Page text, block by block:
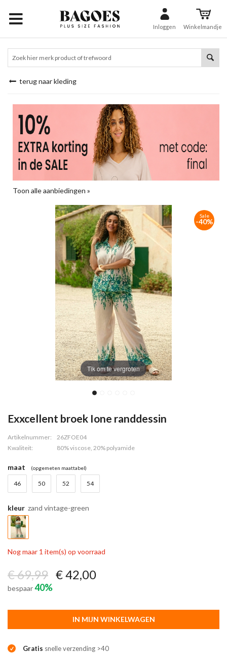
Inloggen Winkelmandje
terug naar kleding
Toon alle aanbiedingen »
Tik om te vergroten
Sale
-40%
Exxcellent broek Ione randdessin
Artikelnummer:
26ZFOE04
Kwaliteit:
80% viscose, 20% polyamide
maat (opgemeten maattabel)
46 50 52 54
kleur zand vintage-green
Nog maar 1 item(s) op voorraad
€ 69,99 € 42,00
bespaar40%
IN MIJN WINKELWAGEN
Gratis snelle verzending >40